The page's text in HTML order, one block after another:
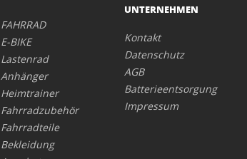
FAHRRAD
E-BIKE
Lastenrad
Anhänger
Heimtrainer
Fahrradzubehör
Fahrradteile
Bekleidung
UNTERNEHMEN
Kontakt
Datenschutz
AGB
Batterieentsorgung
Impressum